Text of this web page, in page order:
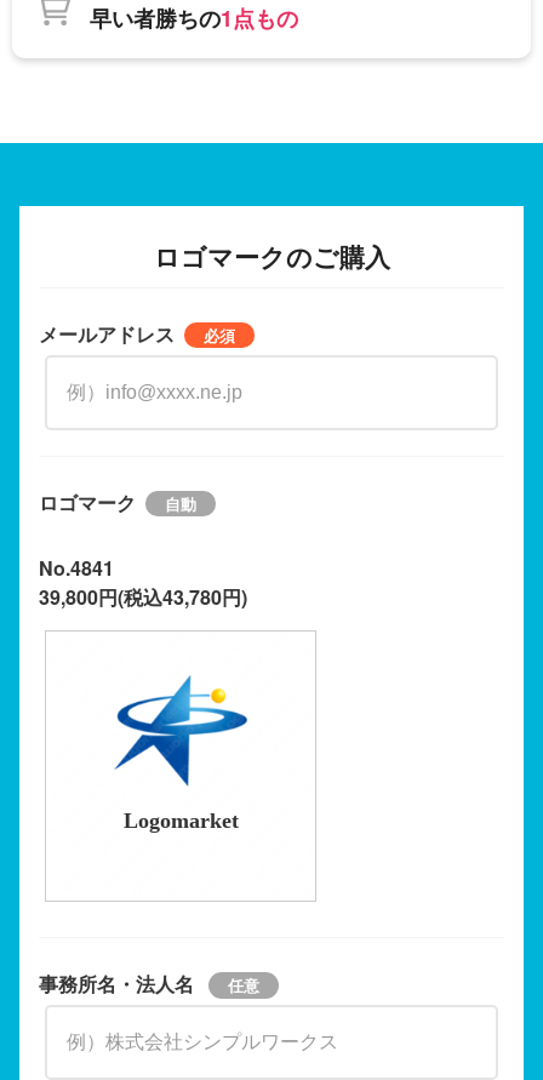
早い者勝ちの1点もの
ロゴマークのご購入
メールアドレス
ロゴマーク
No.4841
39,800円(税込43,780円)
Logomarket
事務所名・法人名